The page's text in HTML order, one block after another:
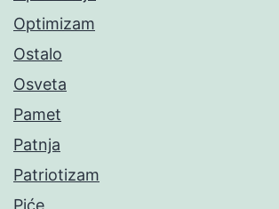
Optimizam
Ostalo
Osveta
Pamet
Patnja
Patriotizam